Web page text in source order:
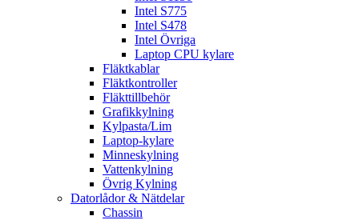
Intel S775
Intel S478
Intel Övriga
Laptop CPU kylare
Fläktkablar
Fläktkontroller
Fläkttillbehör
Grafikkylning
Kylpasta/Lim
Laptop-kylare
Minneskylning
Vattenkylning
Övrig Kylning
Datorlådor & Nätdelar
Chassin